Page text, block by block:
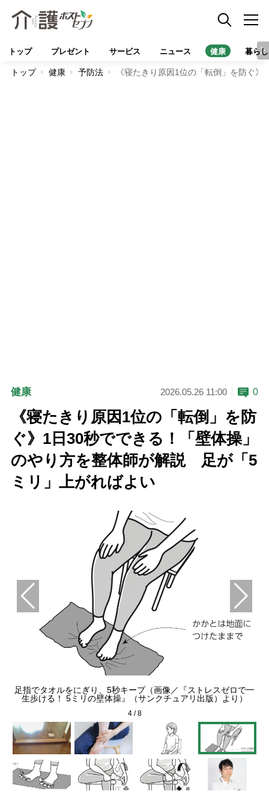
トップ プレゼント サービス ニュース 健康 暮らし
トップ 健康 予防法 《寝たきり原因1位の「転倒」を防ぐ
健康 2026.05.26 11:00 0
《寝たきり原因1位の「転倒」を防
ぐ》1日30秒でできる！「壁体操」
のやり方を整体師が解説 足が「5
ミリ」上がればよい
足指でタオルをにぎり、5秒キープ（画像／『ストレスゼロで一
生歩ける！ 5ミリの壁体操』（サンクチュアリ出版）より）
4/8